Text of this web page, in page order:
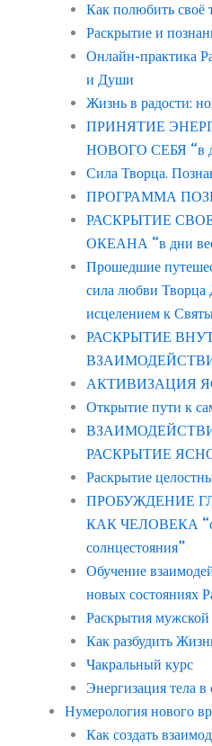
Как полюбить своё
Раскрытие и
Онлайн-практика
и Души
Жизнь в радости:
ПРИНЯТИЕ
НОВОГО СЕБЯ “в
Сила Творца.
ПРОГРАММА
РАСКРЫТИЕ
ОКЕАНА “в дни
Прошедшие
сила любви
исцелением к
РАСКРЫТИЕ
АКТИВИЗАЦИЯ
Открытие пути к
РАСКРЫТИЕ
Раскрытие
ПРОБУЖДЕНИЕ
КАК ЧЕЛОВЕКА
солнцестояния”
Обучение
новых состояниях
Раскрытия
Как разбудить
Чакральный курс
Энергизация тела
Нумерология нового
Как создать